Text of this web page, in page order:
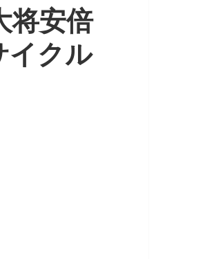
将安倍
イクル